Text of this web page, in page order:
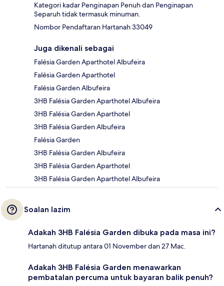
Kategori kadar Penginapan Penuh dan Penginapan
Separuh tidak termasuk minuman.
Nombor Pendaftaran Hartanah 33049
Juga dikenali sebagai
Falésia Garden Aparthotel Albufeira
Falésia Garden Aparthotel
Falésia Garden Albufeira
3HB Falésia Garden Aparthotel Albufeira
3HB Falésia Garden Aparthotel
3HB Falésia Garden Albufeira
Falésia Garden
3HB Falésia Garden Albufeira
3HB Falésia Garden Aparthotel
3HB Falésia Garden Aparthotel Albufeira
Soalan lazim
Adakah 3HB Falésia Garden dibuka pada masa ini?
Hartanah ditutup antara 01 November dan 27 Mac.
Adakah 3HB Falésia Garden menawarkan
pembatalan percuma untuk bayaran balik penuh?